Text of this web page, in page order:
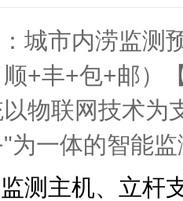
城市内涝监测
+丰+包+邮）
物联网技术为
为一体的智能
测主机、立杆